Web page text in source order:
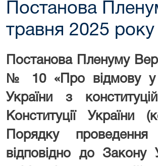
Постанова
травня 2025
Постанова Пленуму
№ 10 « Про відмову
України з
Конституції України
Порядку
відповідно до Закону